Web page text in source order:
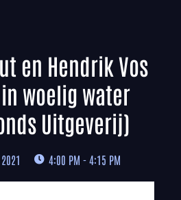
en Hendrik Vos
woelig water
Uitgeverij)
2021 4:00 PM - 4:15 PM